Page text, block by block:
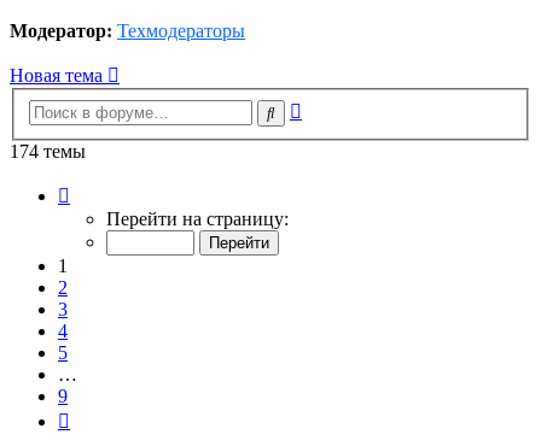
Модератор: Техмодераторы
Новая тема
Поиск
174 темы
Перейти на страницу:
1
2
3
4
5
…
9